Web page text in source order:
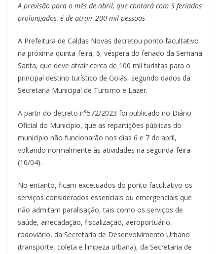
A previsão para o mês de abril, que contará com 3 feriados
prolongados, é de atrair 200 mil pessoas
A Prefeitura de Caldas Novas decretou ponto facultativo
na próxima quinta-feira, 6, véspera do feriado da Semana
Santa, que deve atrair cerca de 100 mil turistas para o
principal destino turístico de Goiás, segundo dados da
Secretaria Municipal de Turismo e Lazer.
A partir do decreto n°572/2023 foi publicado no Diário
Oficial do Município, que as repartições públicas do
município não funcionarão nos dias 6 e 7 de abril,
voltando normalmente às atividades na segunda-feira
(10/04).
No entanto, ficam excetuados do ponto facultativo os
serviços considerados essenciais ou emergenciais que
não admitam paralisação, tais como os serviços de
saúde, arrecadação, fiscalização, aeroportuário,
rodoviário, da Secretaria de Desenvolvimento Urbano
(transporte, coleta e limpeza urbana), da Secretaria de